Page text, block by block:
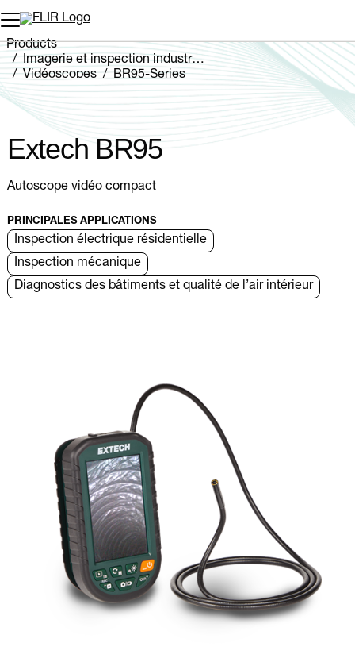
Unread messages
Modèle
Supprimer
articles
Ajouter au panier
Ajouté au panier
Products
Imagerie et inspection industrielles
Vidéoscopes
BR95-Series
Extech BR95
Extech BR95
Autoscope vidéo compact
PRINCIPALES APPLICATIONS
Inspection électrique résidentielle
Inspection mécanique
Diagnostics des bâtiments et qualité de l’air intérieur